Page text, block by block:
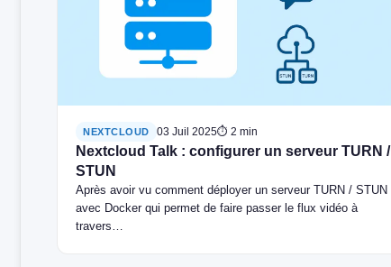
NEXTCLOUD 03 Juil 2025⏱ 2 min
Nextcloud Talk : configurer un serveur TURN /
STUN
Après avoir vu comment déployer un serveur TURN / STUN
avec Docker qui permet de faire passer le flux vidéo à
travers…